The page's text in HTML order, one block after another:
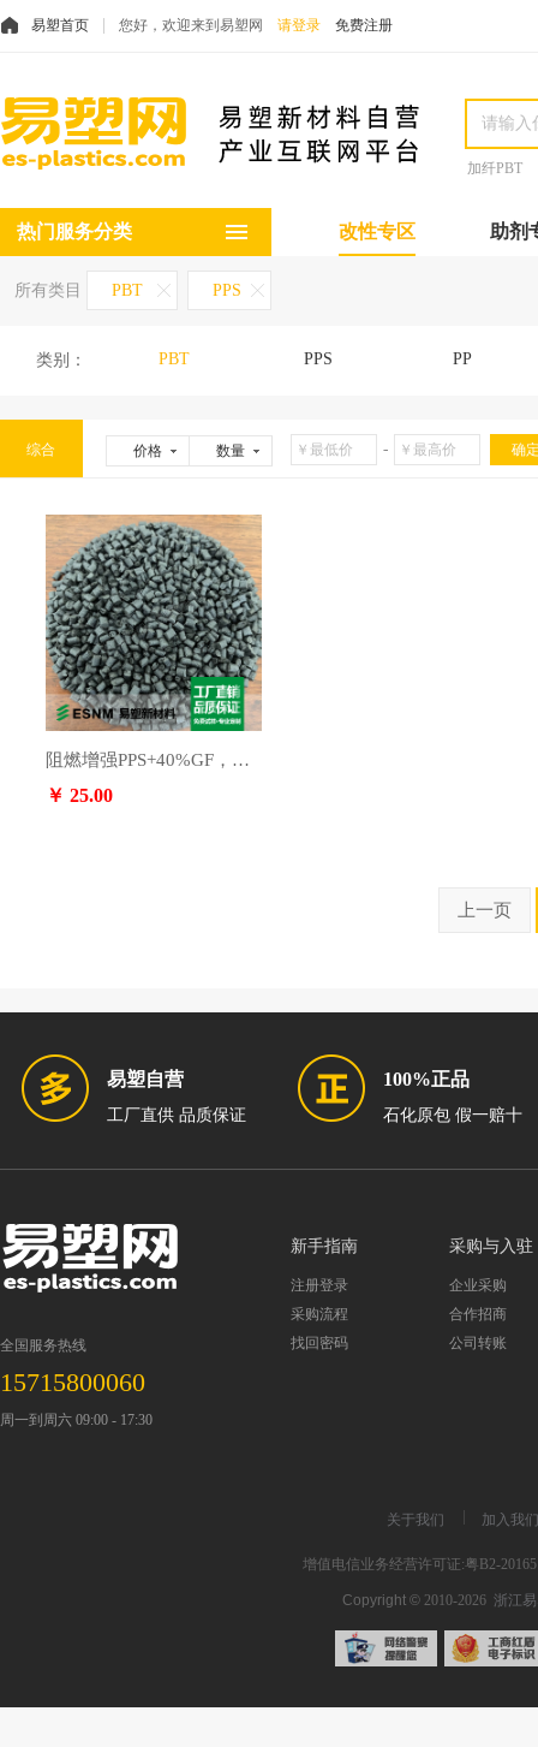
易塑首页 您好，欢迎来到易塑网 请登录 免费注册
加纤PBT
热门服务分类 改性专区 助剂
所有类目 PBT PPS
类别： PBT PPS PP
综合 价格 数量 -
阻燃增强PPS+40%GF，月供300吨。
￥ 25.00
上一页
易塑自营
工厂直供 品质保证
100%正品
石化原包 假一赔十
全国服务热线
15715800060
周一到周六 09:00 - 17:30
新手指南
注册登录
采购流程
找回密码
采购与入驻
企业采购
合作招商
公司转账
关于我们 加入我们
增值电信业务经营许可证:粤B2-
Copyright © 2010-2026 浙江